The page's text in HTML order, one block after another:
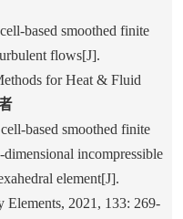
based smoothed finite
flows[J].
for Heat & Fluid
based smoothed finite
incompressible
element[J].
2021, 133: 269-